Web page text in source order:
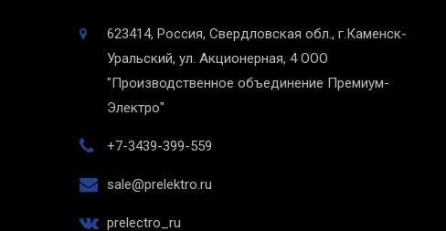
623414, Россия, Свердловская обл., г.Каменск-
Уральский, ул. Акционерная, 4 ООО
"Производственное объединение Премиум-
Электро"
+7-3439-399-559
sale@prelektro.ru
prelectro_ru